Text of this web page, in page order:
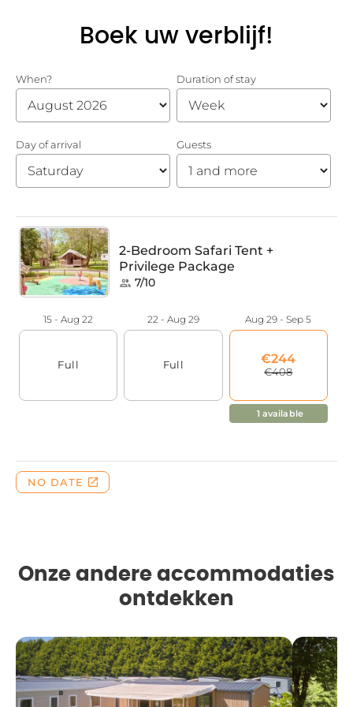
Boek uw verblijf!
Onze andere accommodaties
ontdekken